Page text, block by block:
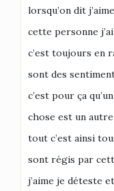
lorsqu’on dit
cette personne
c’est toujours en
sont des
c’est pour ça
chose est un
tout c’est ainsi
sont régis par
j’aime je déteste